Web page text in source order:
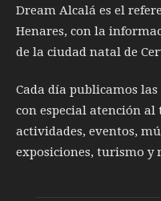
Dream Alcalá es el
Henares, con la
de la ciudad natal de
Cada día publicamos
con especial atención
actividades, eventos,
exposiciones, turismo y